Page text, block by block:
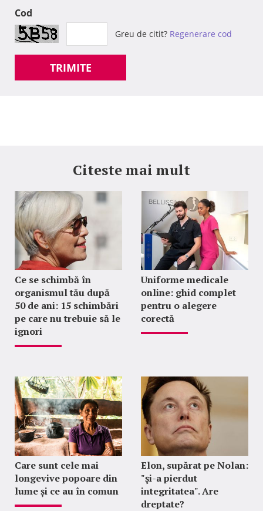
Cod
Greu de citit? Regenerare cod
TRIMITE
Citeste mai mult
Ce se schimbă în
organismul tău după
50 de ani: 15 schimbări
pe care nu trebuie să le
ignori
Uniforme medicale
online: ghid complet
pentru o alegere
corectă
Care sunt cele mai
longevive popoare din
lume și ce au în comun
Elon, supărat pe Nolan:
"şi-a pierdut
integritatea". Are
dreptate?